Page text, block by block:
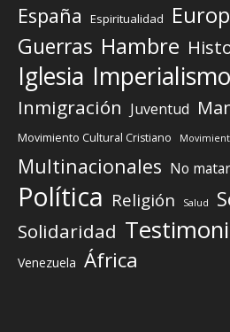
España Espiritualidad
Guerras Hambre
Iglesia Imperialismo
Inmigración Juventud
Movimiento Cultural Cristiano
Multinacionales No
Política Religión Salud
Solidaridad
Venezuela África